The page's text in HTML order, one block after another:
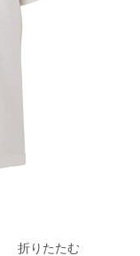
折りたたむ